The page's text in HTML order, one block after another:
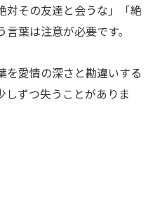
対その友達と会うな」「絶
葉は注意が必要です。
を愛情の深さと勘違いする
しずつ失うことがありま